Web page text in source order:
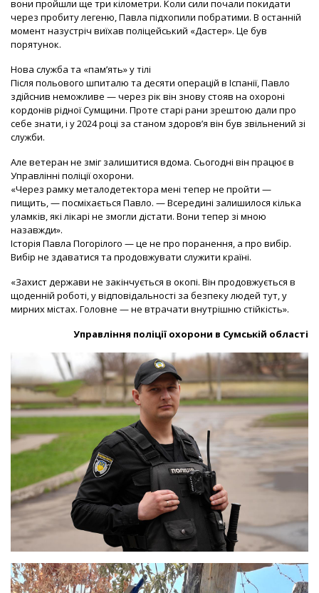
вони пройшли ще три кілометри. Коли сили почали покидати
через пробиту легеню, Павла підхопили побратими. В останній
момент назустріч виїхав поліцейський «Дастер». Це був
порятунок.
Нова служба та «пам’ять» у тілі
Після польового шпиталю та десяти операцій в Іспанії, Павло
здійснив неможливе — через рік він знову стояв на охороні
кордонів рідної Сумщини. Проте старі рани зрештою дали про
себе знати, і у 2024 році за станом здоров’я він був звільнений зі
служби.
Але ветеран не зміг залишитися вдома. Сьогодні він працює в
Управлінні поліції охорони.
«Через рамку металодетектора мені тепер не пройти —
пищить, — посміхається Павло. — Всередині залишилося кілька
уламків, які лікарі не змогли дістати. Вони тепер зі мною
назавжди».
Історія Павла Погорілого — це не про поранення, а про вибір.
Вибір не здаватися та продовжувати служити країні.
«Захист держави не закінчується в окопі. Він продовжується в
щоденній роботі, у відповідальності за безпеку людей тут, у
мирних містах. Головне — не втрачати внутрішню стійкість».
Управління поліції охорони в Сумській області